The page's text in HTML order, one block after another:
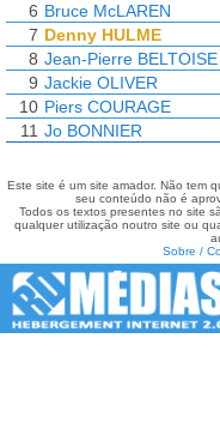
6 Bruce McLAREN
7 Denny HULME
8 Jean-Pierre BELTOISE
9 Jackie OLIVER
10 Piers COURAGE
11 Jo BONNIER
Este site é um site amador. Não tem
seu conteúdo não é
Todos os textos presentes no site
qualquer utilização noutro site ou
Sobre /